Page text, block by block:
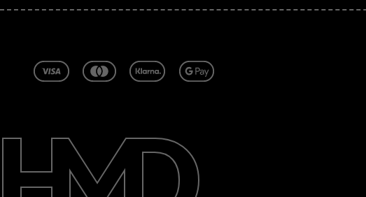
Blog
Asistencia
Spain